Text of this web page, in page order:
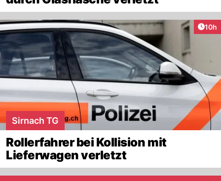
10h
Sirnach TG
Rollerfahrer bei Kollision mit
Lieferwagen verletzt